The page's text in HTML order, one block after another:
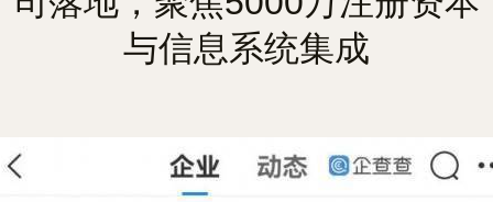
与信息系统集成